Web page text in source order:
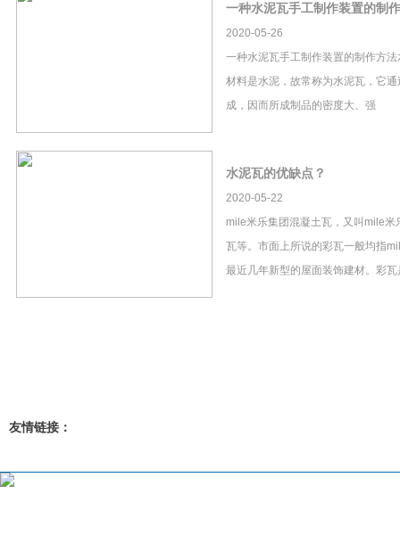
一种水泥瓦手工制作装置的制
2020-05-26
一种水泥瓦手工制作装置的制作方
材料是水泥，故常称为水泥瓦，它
成，因而所成制品的密度大、强
水泥瓦的优缺点？
2020-05-22
mile米乐集团混凝土瓦，又叫mile米
瓦等。市面上所说的彩瓦一般均指
最近几年新型的屋面装饰建材。彩
友情链接：